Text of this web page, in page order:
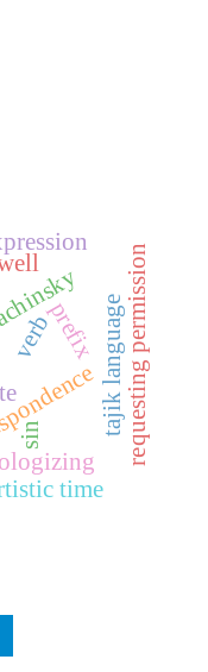
tajik language
prefix requesting permission
sin
time
verb